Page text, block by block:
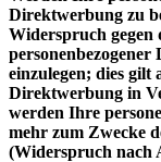
Direktwerbung zu
Widerspruch gegen
einzulegen; dies gilt
Direktwerbung in
werden Ihre
mehr zum Zwecke
(Widerspruch nach